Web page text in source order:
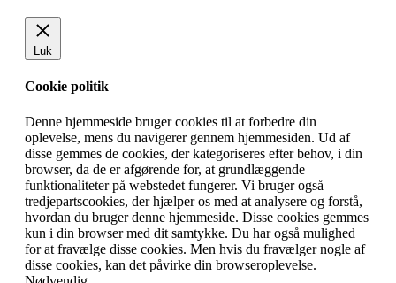
Luk
Cookie politik
Denne hjemmeside bruger cookies til at forbedre din
oplevelse, mens du navigerer gennem hjemmesiden. Ud af
disse gemmes de cookies, der kategoriseres efter behov, i din
browser, da de er afgørende for, at grundlæggende
funktionaliteter på webstedet fungerer. Vi bruger også
tredjepartscookies, der hjælper os med at analysere og forstå,
hvordan du bruger denne hjemmeside. Disse cookies gemmes
kun i din browser med dit samtykke. Du har også mulighed
for at fravælge disse cookies. Men hvis du fravælger nogle af
disse cookies, kan det påvirke din browseroplevelse.